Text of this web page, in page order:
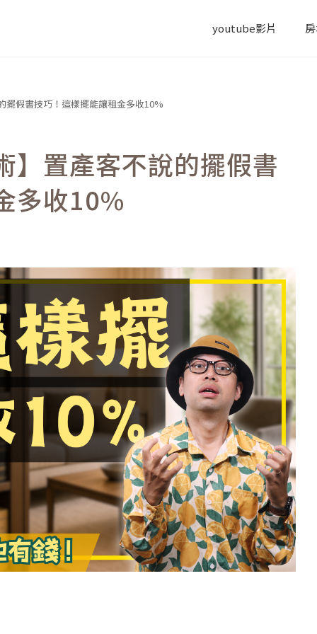
youtube影片
擺假書技巧！這樣擺能讓租金多收10%
】置產客不說的擺假書
多收10%